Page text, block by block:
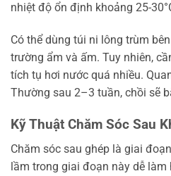
nhiệt độ ổn định khoảng 25-
Có thể dùng túi ni lông trùm
trường ẩm và ấm. Tuy nhiên,
tích tụ hơi nước quá nhiều.
Thường sau 2–3 tuần, chồi sẽ
Kỹ Thuật Chăm Sóc Sau
Chăm sóc sau ghép là giai
lầm trong giai đoạn này dễ